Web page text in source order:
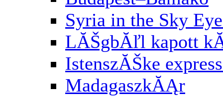
Syria in the Sky
LĂŠgbĂľl kapott
IstenszĂŠke
MadagaszkĂĄr